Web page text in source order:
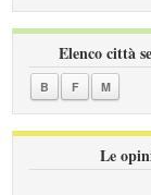
Elenco città
B F M
Le